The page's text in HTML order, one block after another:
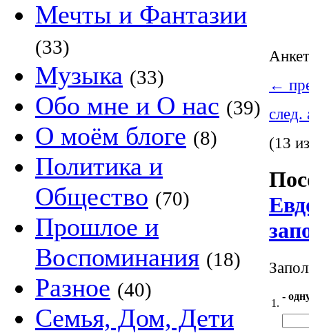
Мечты и Фантазии
(33)
Музыка (33)
Обо мне и О нас (39)
О моём блоге (8)
Политика и
Общество (70)
Прошлое и
Воспоминания (18)
Разное (40)
Семья, Дом, Дети
←
след.
(13
1.
-